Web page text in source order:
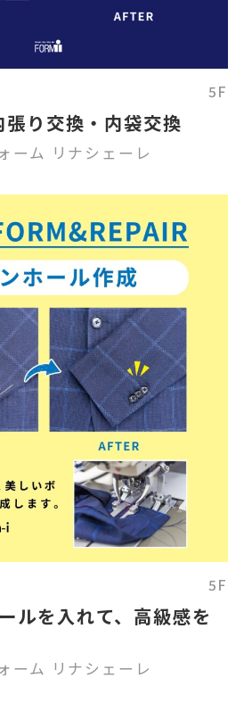
5F
り交換・内袋交換
ーム リナシェーレ
5F
ルを入れて、高級感を
ーム リナシェーレ